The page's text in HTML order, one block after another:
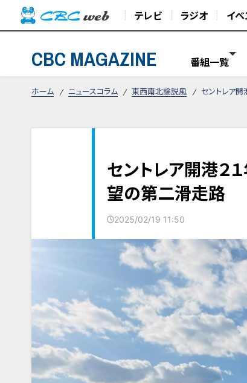
テレビ ラジオ イベ
CBC MAGAZINE 番組一覧
ホーム ニュースコラム 東西南北論説風 セントレア
セントレア開港２
望の第二滑走路
2025/02/19 11:50